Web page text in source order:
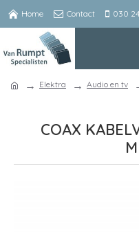
Home Contact 030
Elektra Audio en tv
COAX